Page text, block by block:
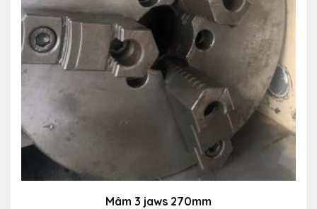
Mâm 3 jaws 270mm